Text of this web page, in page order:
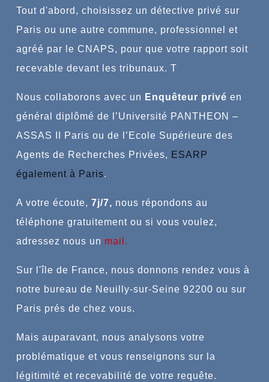
Tout d'abord, choisissez un détective privé sur
Paris ou une autre commune, professionnel et
agréé par le CNAPS, pour que votre rapport soit
recevable devant les tribunaux. T
Nous collaborons avec un Enquêteur privé en
général
diplômé de l’Université PANTHEON –
ASSAS II Paris ou de l’Ecole Supérieure des
Agents de Recherches Privées, ESARP
également à Paris.
A votre écoute, 7j/7, nous répondons au
téléphone gratuitement ou si vous voulez,
adressez nous un mail .
Sur l'île de France, nous donnons rendez vous à
notre bureau de Neuilly-sur-Seine 92200 ou sur
Paris prés de chez vous.
Mais auparavant, nous analysons votre
problématique et vous renseignons sur la
légitimité et recevabilité de votre requête.